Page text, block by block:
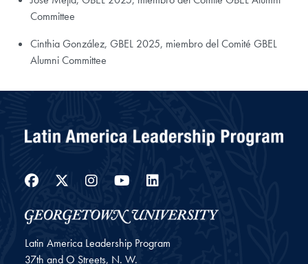
Committee
Cinthia González, GBEL 2025, miembro del Comité GBEL
Alumni Committee
Facebook
Twitter
Instagram
YouTube
LinkedIn
Latin America Leadership Program
37th and O Streets, N. W.